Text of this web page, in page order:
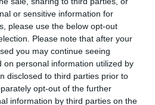
or sensitive information for
please use the below opt-out
Please note that after your
you may continue seeing
on personal information utilized by
disclosed to third parties prior to
opt-out of the further
information by third parties on the
megőrzésére!
hatással van a mentális
találd meg a
mozgásformát, keress
járj el rendszeresen futni. Amíg
nem rágódsz a múlton, és a
válik.